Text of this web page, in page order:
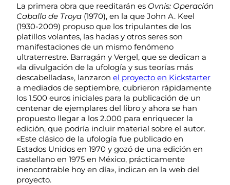
La primera obra que reeditarán es Ovnis: Operación
Caballo de Troya (1970), en la que John A. Keel
(1930-2009) propuso que los tripulantes de los
platillos volantes, las hadas y otros seres son
manifestaciones de un mismo fenómeno
ultraterrestre. Barragán y Vergel, que se dedican a
«la divulgación de la ufología y sus teorías más
descabelladas», lanzaron el proyecto en Kickstarter
a mediados de septiembre, cubrieron rápidamente
los 1.500 euros iniciales para la publicación de un
centenar de ejemplares del libro y ahora se han
propuesto llegar a los 2.000 para enriquecer la
edición, que podría incluir material sobre el autor.
«Este clásico de la ufología fue publicado en
Estados Unidos en 1970 y gozó de una edición en
castellano en 1975 en México, prácticamente
inencontrable hoy en día», indican en la web del
proyecto.